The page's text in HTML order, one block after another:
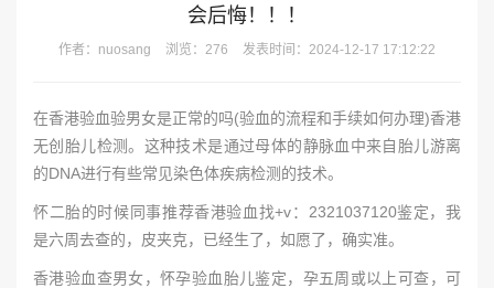
会后悔！！！
作者：nuosang 浏览：276 发表时间：2024-12-17 17:12:22
在香港验血验男女是正常的吗(验血的流程和手续如何办理)香港
无创胎儿检测。这种技术是通过母体的静脉血中来自胎儿游离
的DNA进行有些常见染色体疾病检测的技术。
怀二胎的时候同事推荐香港验血找+v：2321037120鉴定，我
是六周去查的，皮夹克，已经生了，如愿了，确实准。
香港验血查男女，怀孕验血胎儿鉴定，孕五周或以上可查，可